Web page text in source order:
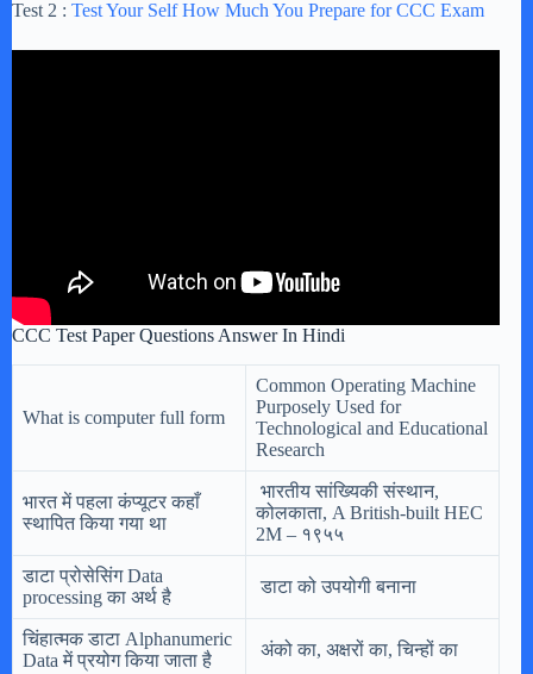
Test 2 : Test Your Self How Much You Prepare for CCC Exam
CCC Test Paper Questions Answer In Hindi
What is computer full form
Common Operating Machine
Purposely Used for
Technological and Educational
Research
भारत में पहला कंप्यूटर कहाँ
स्थापित किया गया था
भारतीय सांख्यिकी संस्थान,
कोलकाता, A British-built HEC
2M – १९५५
डाटा प्रोसेसिंग Data
processing का अर्थ है
डाटा को उपयोगी बनाना
चिंहात्मक डाटा Alphanumeric
Data में प्रयोग किया जाता है
अंको का, अक्षरों का, चिन्हों का